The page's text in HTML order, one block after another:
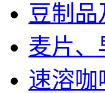
豆制品
麦片、
速溶咖